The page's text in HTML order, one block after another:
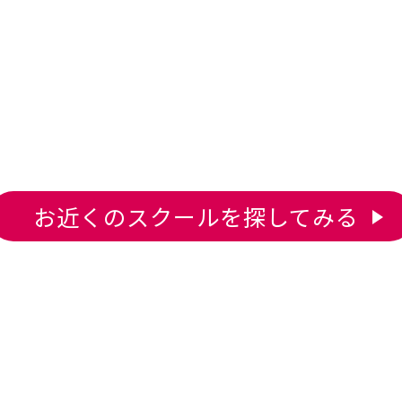
お近くのスクールを探してみる